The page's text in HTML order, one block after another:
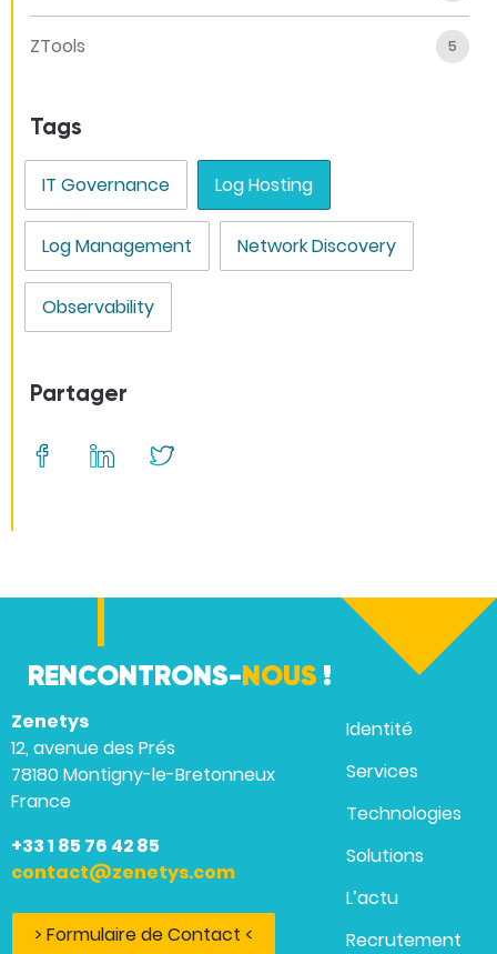
ZTools 5
Tags
IT Governance Log Hosting
Log Management Network Discovery
Observability
Partager
RENCONTRONS-NOUS !
Zenetys
12, avenue des Prés
78180 Montigny-le-Bretonneux
France
+33 1 85 76 42 85
contact@zenetys.com
> Formulaire de Contact <
Identité
Services
Technologies
Solutions
L’actu
Recrutement